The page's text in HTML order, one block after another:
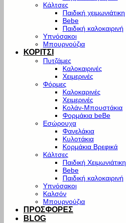
Κάλτσες
Παιδική χειμωνιάτικη
Bebe
Παιδική καλοκαιρινή
Υπνόσακοι
Μπουρνούζια
ΚΟΡΙΤΣΙ
Πυτζάμες
Καλοκαιρινές
Χειμερινές
Φόρμες
Καλοκαρινές
Χειμερινές
Κολάν-Μπουστάκια
Φορμάκια beBe
Εσώρουχα
Φανελάκια
Κυλοτάκια
Κορμάκια Βρεφικά
Κάλτσες
Παιδική Χειμωνιάτικη
Bebe
Παιδική καλοκαιρινή
Υπνόσακοι
Καλσόν
Μπουρνούζια
ΠΡΟΣΦΟΡΕΣ
BLOG